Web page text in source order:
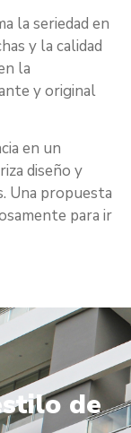
la seriedad en
y la calidad
la
y original
en un
diseño y
Una propuesta
para ir
de